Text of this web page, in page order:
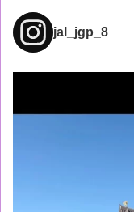
jal_jgp_8